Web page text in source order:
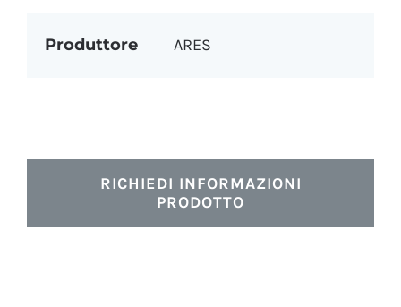
Produttore ARES
RICHIEDI INFORMAZIONI
PRODOTTO